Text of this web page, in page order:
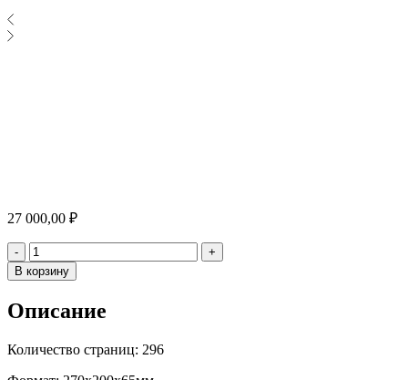
27 000,00 ₽
- Количество
+
В корзину
Описание
Количество страниц: 296